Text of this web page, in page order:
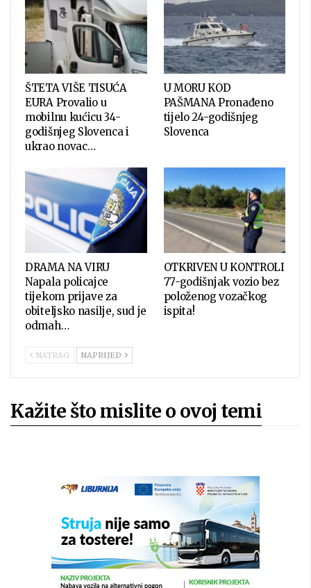
ŠTETA VIŠE TISUĆA
EURA Provalio u
mobilnu kućicu 34-
godišnjeg Slovenca i
ukrao novac…
U MORU KOD
PAŠMANA Pronađeno
tijelo 24-godišnjeg
Slovenca
DRAMA NA VIRU
Napala policajce
tijekom prijave za
obiteljsko nasilje, sud je
odmah…
OTKRIVEN U KONTROLI
77-godišnjak vozio bez
položenog vozačkog
ispita!
NATRAG NAPRIJED
Kažite što mislite o ovoj temi